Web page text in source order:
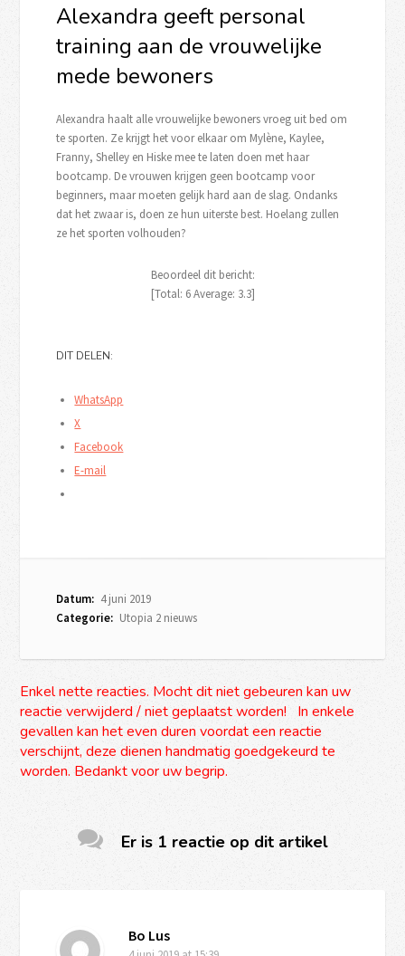
Alexandra geeft personal
training aan de vrouwelijke
mede bewoners
Alexandra haalt alle vrouwelijke bewoners vroeg uit bed om
te sporten. Ze krijgt het voor elkaar om Mylène, Kaylee,
Franny, Shelley en Hiske mee te laten doen met haar
bootcamp. De vrouwen krijgen geen bootcamp voor
beginners, maar moeten gelijk hard aan de slag. Ondanks
dat het zwaar is, doen ze hun uiterste best. Hoelang zullen
ze het sporten volhouden?
Beoordeel dit bericht:
[Total: 6Average: 3.3]
DIT DELEN:
WhatsApp
X
Facebook
E-mail
Datum: 4 juni 2019
Categorie: Utopia 2 nieuws
Enkel nette reacties. Mocht dit niet gebeuren kan uw
reactie verwijderd / niet geplaatst worden! In enkele
gevallen kan het even duren voordat een reactie
verschijnt, deze dienen handmatig goedgekeurd te
worden. Bedankt voor uw begrip.
Er is 1 reactie op dit artikel
Bo Lus